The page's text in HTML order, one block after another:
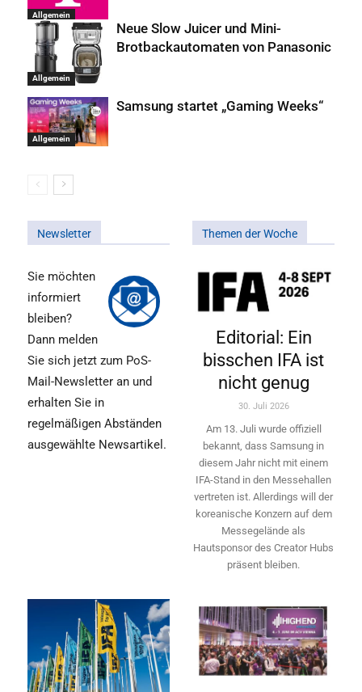
Allgemein
Allgemein
Neue Slow Juicer und Mini-
Brotbackautomaten von Panasonic
Allgemein
Samsung startet „Gaming Weeks“
Newsletter
Sie möchten
informiert
bleiben?
Dann melden
Sie sich jetzt zum PoS-
Mail-Newsletter an und
erhalten Sie in
regelmäßigen Abständen
ausgewählte Newsartikel.
Themen der Woche
Editorial: Ein
bisschen IFA ist
nicht genug
30. Juli 2026
Am 13. Juli wurde offiziell
bekannt, dass Samsung in
diesem Jahr nicht mit einem
IFA-Stand in den Messehallen
vertreten ist. Allerdings will ­der
koreanische Konzern auf dem
Messegelände als
Hautsponsor des Creator Hubs
präsent bleiben.